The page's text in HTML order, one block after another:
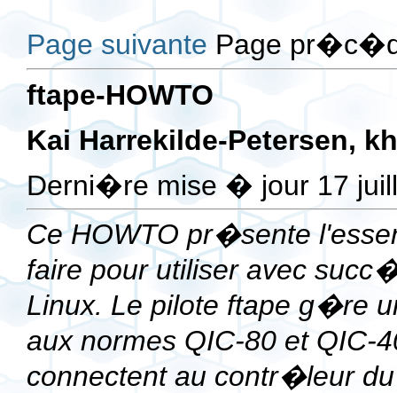
Page suivante Page
ftape-HOWTO
Kai Harrekilde-Petersen,
Derni�re mise � jour 17
Ce HOWTO pr�sente
faire pour utiliser avec
Linux. Le pilote ftape g�re
aux normes QIC-80 et QIC-
connectent au contr�leur